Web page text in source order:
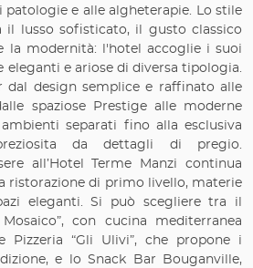
patologie e alle algheterapie. Lo stile
il lusso sofisticato, il gusto classico
la modernità: l'hotel accoglie i suoi
eleganti e ariose di diversa tipologia.
dal design semplice e raffinato alle
spaziose Prestige alle moderne
separati fino alla esclusiva
da dettagli di pregio.
all’Hotel Terme Manzi continua
ristorazione di primo livello, materie
eleganti. Si può scegliere tra il
con cucina mediterranea
Pizzeria “Gli Ulivi”, che propone i
e lo Snack Bar Bouganville,